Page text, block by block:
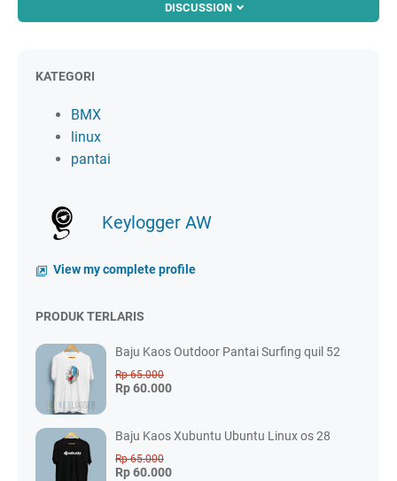
DISCUSSION
KATEGORI
BMX
linux
pantai
Keylogger AW
View my complete profile
PRODUK TERLARIS
Baju Kaos Outdoor Pantai Surfing quil 52
Rp 65.000
Rp 60.000
Baju Kaos Xubuntu Ubuntu Linux os 28
Rp 65.000
Rp 60.000